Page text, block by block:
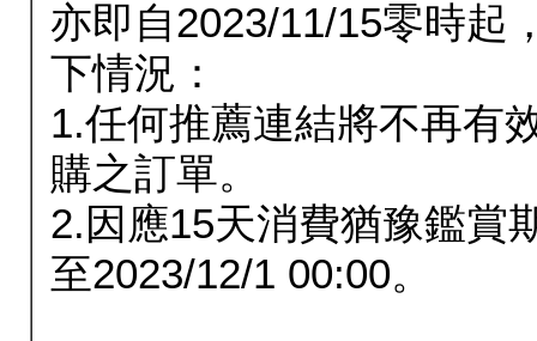
亦即自2023/11/15零時起
下情況：
1.任何推薦連結將不再有
購之訂單。
2.因應15天消費猶豫鑑賞
至2023/12/1 00:00。